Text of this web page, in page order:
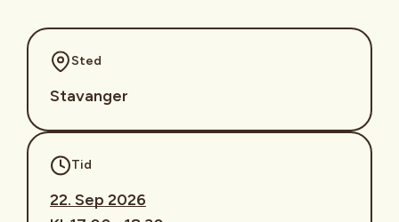
Sted
Stavanger
Tid
22. Sep 2026